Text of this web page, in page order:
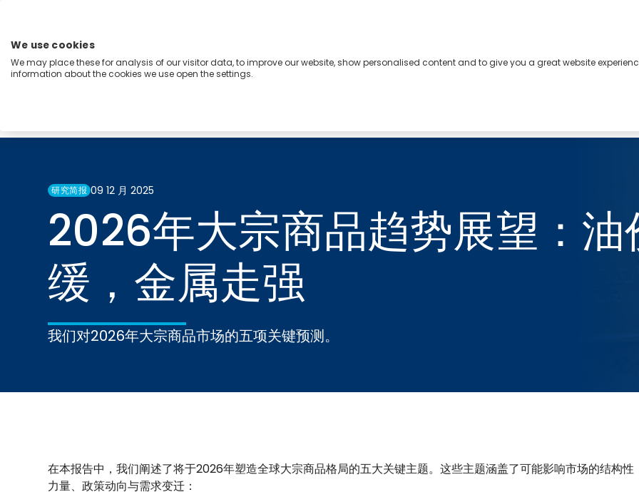
Menu
研究简报 09 12 月 2025
2026年大宗商品趋势展望：油
缓，金属走强
我们对2026年大宗商品市场的五项关键预测。
在本报告中，我们阐述了将于2026年塑造全球大宗商品格局的五大关键主题。这些主题涵盖了可能影响市场的结构性
力量、政策动向与需求变迁：
We use cookies
We may place these for analysis of our visitor data, to improve our website, show personalised content and to give you a great website
information about the cookies we use open the settings.